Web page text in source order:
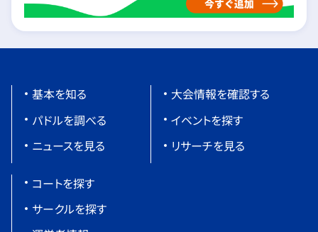
基本を知る
パドルを調べる
ニュースを見る
大会情報を確認する
イベントを探す
リサーチを見る
コートを探す
サークルを探す